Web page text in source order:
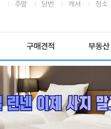
주말 당번 캐셔 청소
구매견적 부동산